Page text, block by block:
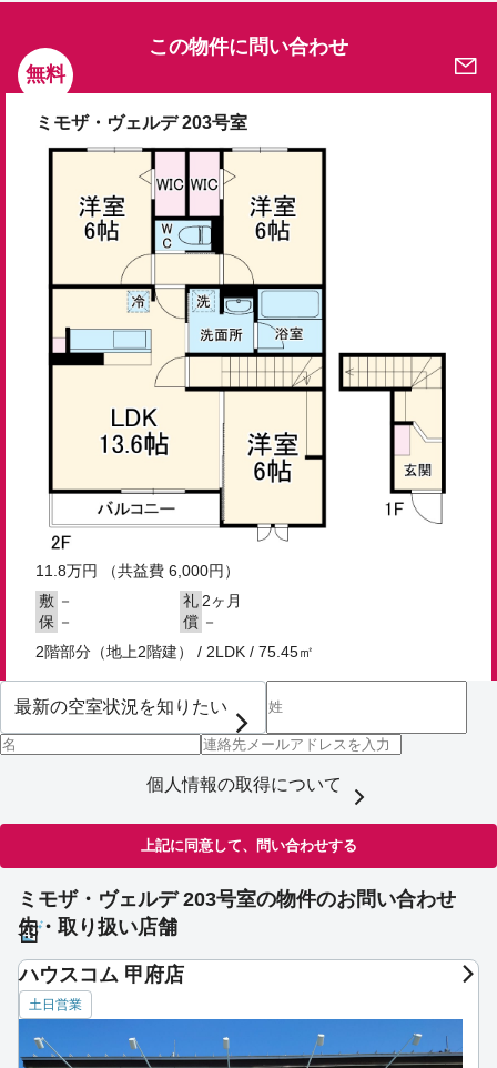
無料
この物件に問い合わせ
ミモザ・ヴェルデ 203号室
11.8万円
（共益費 6,000円）
敷 － 礼 2ヶ月
保 － 償 －
2階部分（地上2階建） / 2LDK / 75.45㎡
個人情報の取得について
上記に同意して、問い合わせする
ミモザ・ヴェルデ 203号室の物件のお問い合わせ
先・取り扱い店舗
ハウスコム 甲府店
土日営業